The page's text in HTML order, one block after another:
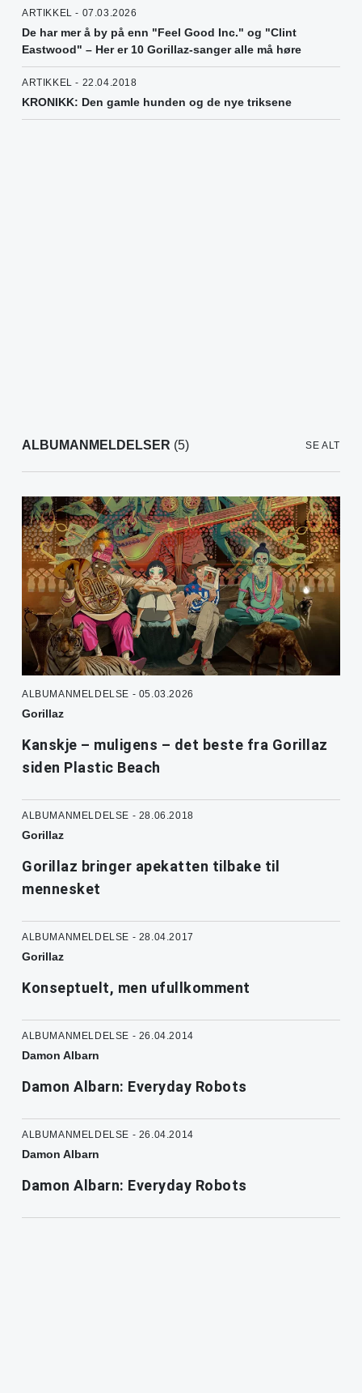
ARTIKKEL - 07.03.2026
De har mer å by på enn "Feel Good Inc." og "Clint
Eastwood" – Her er 10 Gorillaz-sanger alle må høre
ARTIKKEL - 22.04.2018
KRONIKK: Den gamle hunden og de nye triksene
ALBUMANMELDELSER (5) SE ALT
ALBUMANMELDELSE - 05.03.2026
Gorillaz
Kanskje – muligens – det beste fra Gorillaz
siden Plastic Beach
ALBUMANMELDELSE - 28.06.2018
Gorillaz
Gorillaz bringer apekatten tilbake til
mennesket
ALBUMANMELDELSE - 28.04.2017
Gorillaz
Konseptuelt, men ufullkomment
ALBUMANMELDELSE - 26.04.2014
Damon Albarn
Damon Albarn: Everyday Robots
ALBUMANMELDELSE - 26.04.2014
Damon Albarn
Damon Albarn: Everyday Robots